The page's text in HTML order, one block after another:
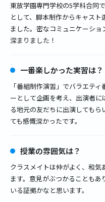
東放学園専門学校の5学科合同
として、脚本制作からキャス
ました。密なコミュニケーシ
深まりました！
一番楽しかった実習は？
「番組制作演習」でバラエテ
ーとして企画を考え、出演者
る地元の友だちに出演しても
ても感慨深かったです。
授業の雰囲気は？
クラスメイトは仲がよく、和
ます。意見がぶつかることも
いる証拠かなと思います。